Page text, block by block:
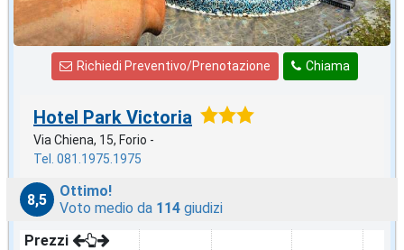
Chiama
Richiedi Preventivo/Prenotazione
Hotel Park Victoria
Via Chiena, 15, Forio -
Tel. 081.1975.1975
8,5
Ottimo!
Voto medio da 114 giudizi
Prezzi